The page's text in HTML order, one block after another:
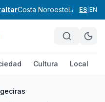
Costa NoroesteLa Janda
ES EN
Cultura Local